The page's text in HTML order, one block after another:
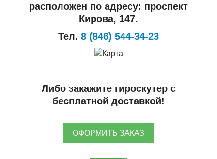
расположен по адресу: проспект
Кирова, 147.
Тел. 8 (846) 544-34-23
Либо закажите гироскутер с
бесплатной доставкой!
ОФОРМИТЬ ЗАКАЗ